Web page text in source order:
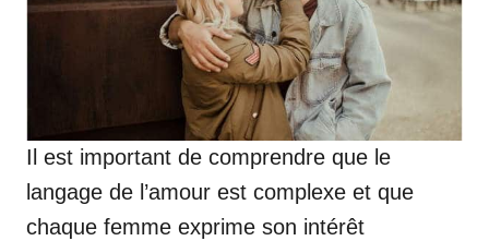
Il est important de comprendre que le
langage de l’amour est complexe et que
chaque femme exprime son intérêt